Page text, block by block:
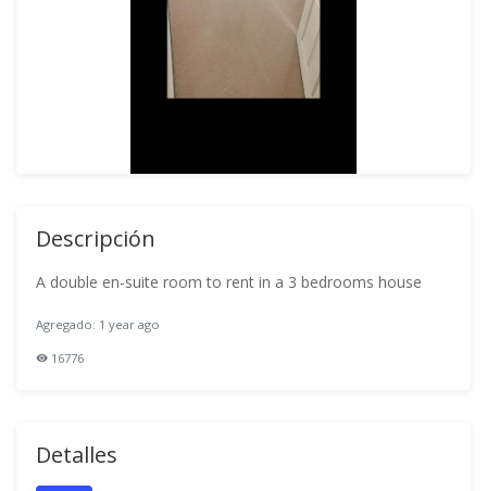
Descripción
A double en-suite room to rent in a 3 bedrooms house
Agregado: 1 year ago
16776
Detalles